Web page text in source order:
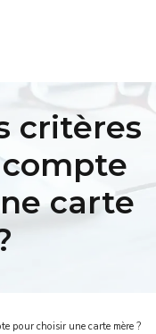
critères
carte
pour choisir une carte mère ?